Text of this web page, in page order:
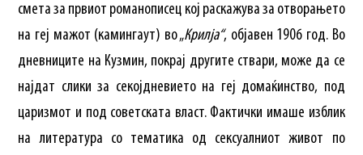
смета за првиот романописец кој раскажува за отворањето
на геј мажот (камингаут) во „Крилја“, објавен 1906 год. Во
дневниците на Кузмин, покрај другите ствари, може да се
најдат слики за секојдневието на геј домаќинство, под
царизмот и под советската власт. Фактички имаше изблик
на литература со тематика од сексуалниот живот по